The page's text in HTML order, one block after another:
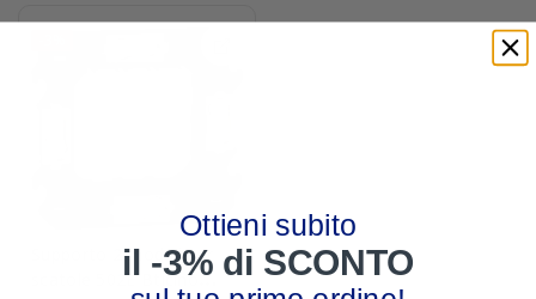
Supporto 2 moduli per
scatole 502E Bticino
Ottieni subito
il -3% di SCONTO